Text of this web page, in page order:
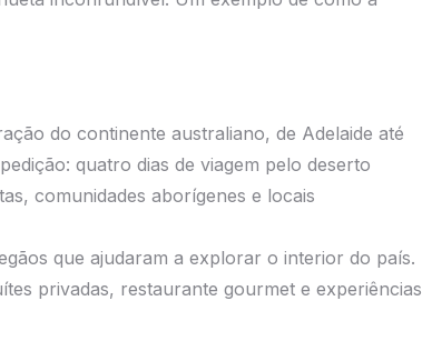
do continente australiano, de Adelaide até
quatro dias de viagem pelo deserto
comunidades aborígenes e locais
que ajudaram a explorar o interior do país.
privadas, restaurante gourmet e experiências